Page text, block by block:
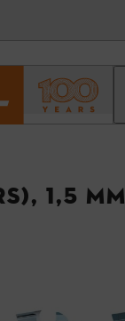
1,5 mm